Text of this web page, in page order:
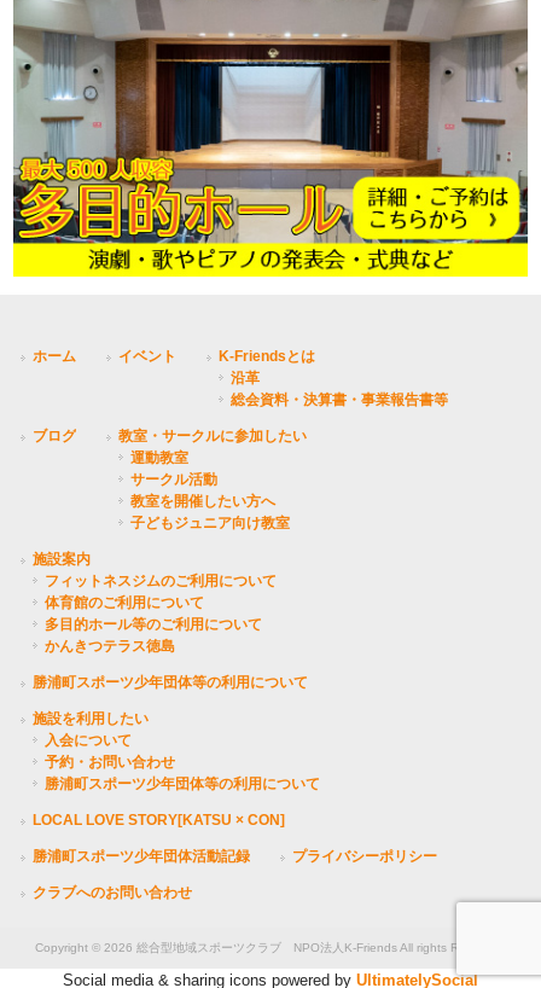
ホーム イベント
K-Friendsとは
沿革
総会資料・決算書・事業報告書等
ブログ
教室・サークルに参加したい
運動教室
サークル活動
教室を開催したい方へ
子どもジュニア向け教室
施設案内
フィットネスジムのご利用について
体育館のご利用について
多目的ホール等のご利用について
かんきつテラス徳島
勝浦町スポーツ少年団体等の利用について
施設を利用したい
入会について
予約・お問い合わせ
勝浦町スポーツ少年団体等の利用について
LOCAL LOVE STORY[KATSU × CON]
勝浦町スポーツ少年団体活動記録 プライバシーポリシー
クラブへのお問い合わせ
Copyright © 2026 総合型地域スポーツクラブ NPO法人K-Friends All rights Reserved.
Social media & sharing icons powered by UltimatelySocial